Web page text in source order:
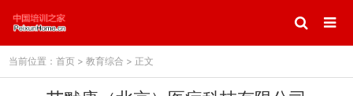
当前位置： 首页> 教育综合 > 正文